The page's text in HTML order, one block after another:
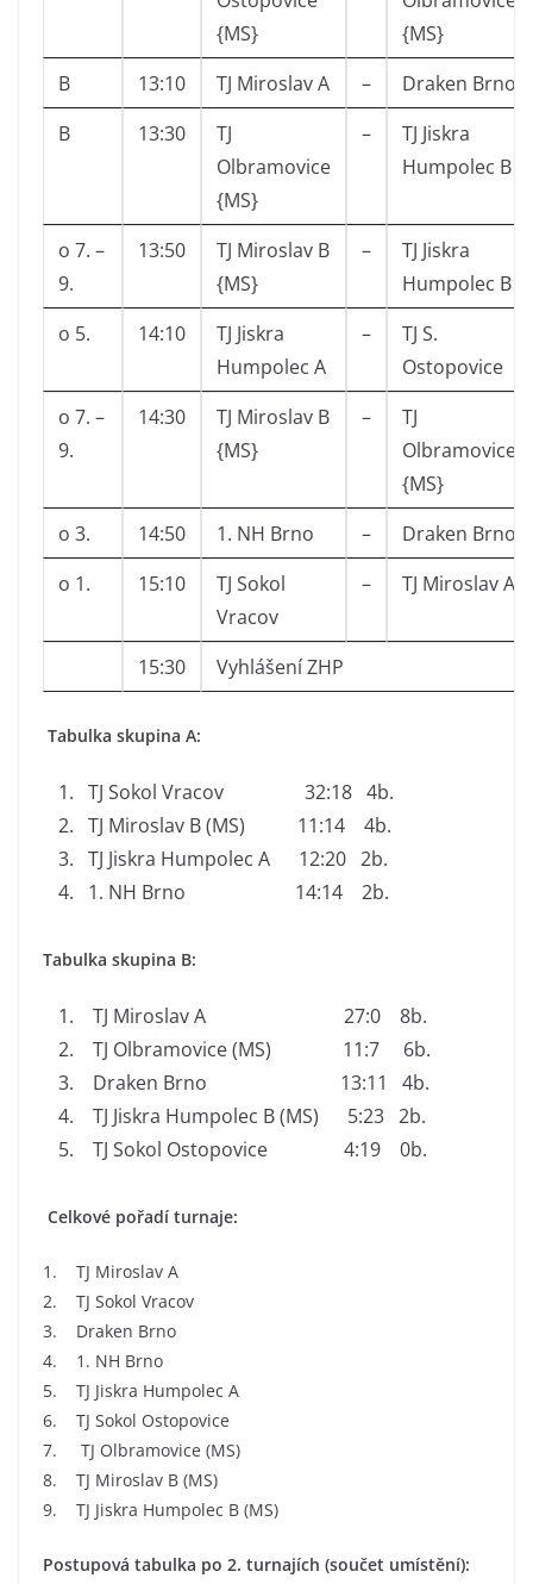
{MS}
{MS}
B
13:10 TJ Miroslav A –
Draken Brno
B
13:30
TJ
Olbramovice
{MS}
–
TJ Jiskra
Humpolec B
o 7. –
9.
13:50
TJ Miroslav B
{MS}
–
TJ Jiskra
Humpolec B
o 5.
14:10
TJ Jiskra
Humpolec A
–
TJ S.
Ostopovice
o 7. –
9.
14:30
TJ Miroslav B
{MS}
–
TJ
Olbramovice
{MS}
o 3.
14:50 1. NH Brno –
Draken Brno
o 1.
15:10
TJ Sokol
Vracov
– TJ Miroslav A
15:30 Vyhlášení ZHP
Tabulka skupina A:
TJ Sokol Vracov 32:18 4b.
TJ Miroslav B (MS) 11:14 4b.
TJ Jiskra Humpolec A 12:20 2b.
1. NH Brno 14:14 2b.
Tabulka skupina B:
TJ Miroslav A 27:0 8b.
TJ Olbramovice (MS) 11:7 6b.
Draken Brno 13:11 4b.
TJ Jiskra Humpolec B (MS) 5:23 2b.
TJ Sokol Ostopovice 4:19 0b.
Celkové pořadí turnaje:
1. TJ Miroslav A
2. TJ Sokol Vracov
3. Draken Brno
4. 1. NH Brno
5. TJ Jiskra Humpolec A
6. TJ Sokol Ostopovice
7. TJ Olbramovice (MS)
8. TJ Miroslav B (MS)
9. TJ Jiskra Humpolec B (MS)
Postupová tabulka po 2. turnajích (součet umístění):